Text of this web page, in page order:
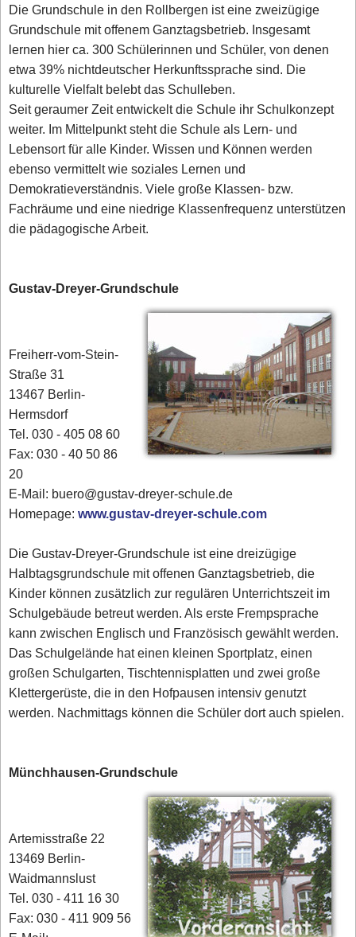
Die Grundschule in den Rollbergen ist eine zweizügige
Grundschule mit offenem Ganztagsbetrieb. Insgesamt
lernen hier ca. 300 Schülerinnen und Schüler, von denen
etwa 39% nichtdeutscher Herkunftssprache sind. Die
kulturelle Vielfalt belebt das Schulleben.
Seit geraumer Zeit entwickelt die Schule ihr Schulkonzept
weiter. Im Mittelpunkt steht die Schule als Lern- und
Lebensort für alle Kinder. Wissen und Können werden
ebenso vermittelt wie soziales Lernen und
Demokratieverständnis. Viele große Klassen- bzw.
Fachräume und eine niedrige Klassenfrequenz unterstützen
die pädagogische Arbeit.
Gustav-Dreyer-Grundschule
Freiherr-vom-Stein-
Straße 31
13467 Berlin-
Hermsdorf
Tel. 030 - 405 08 60
Fax: 030 - 40 50 86
20
E-Mail: buero@gustav-dreyer-schule.de
Homepage:www.gustav-dreyer-schule.com
Die Gustav-Dreyer-Grundschule ist eine dreizügige
Halbtagsgrundschule mit offenen Ganztagsbetrieb, die
Kinder können zusätzlich zur regulären Unterrichtszeit im
Schulgebäude betreut werden. Als erste Frempsprache
kann zwischen Englisch und Französisch gewählt werden.
Das Schulgelände hat einen kleinen Sportplatz, einen
großen Schulgarten, Tischtennisplatten und zwei große
Klettergerüste, die in den Hofpausen intensiv genutzt
werden. Nachmittags können die Schüler dort auch spielen.
Münchhausen-Grundschule
Artemisstraße 22
13469 Berlin-
Waidmannslust
Tel. 030 - 411 16 30
Fax: 030 - 411 909 56